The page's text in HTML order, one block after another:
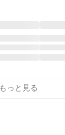
もっと見る